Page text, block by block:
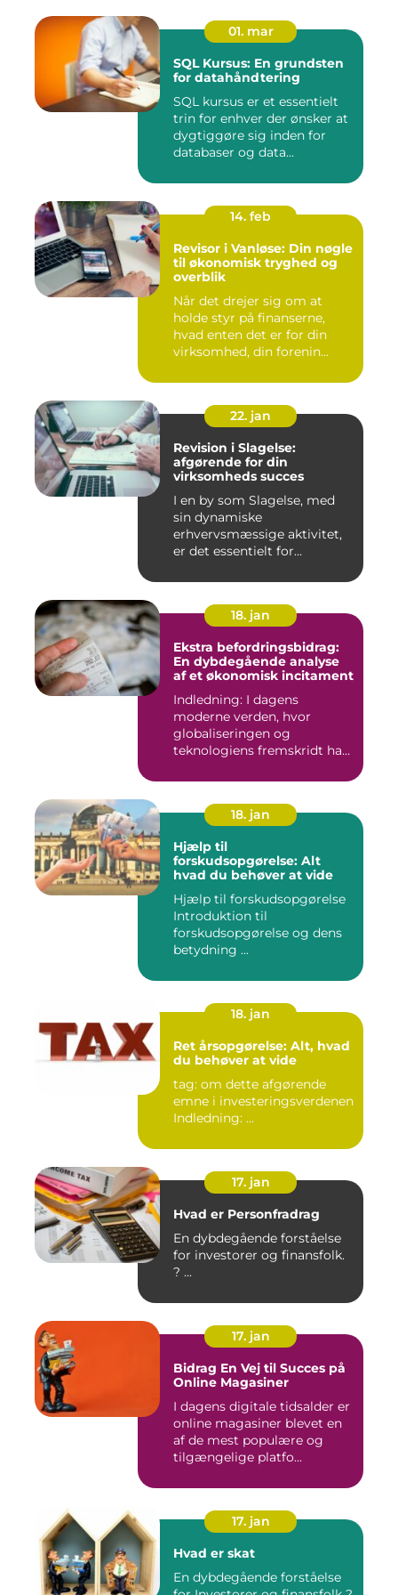
01. mar
SQL Kursus: En grundsten
for datahåndtering
SQL kursus er et essentielt
trin for enhver der ønsker at
dygtiggøre sig inden for
databaser og data...
14. feb
Revisor i Vanløse: Din nøgle
til økonomisk tryghed og
overblik
Når det drejer sig om at
holde styr på finanserne,
hvad enten det er for din
virksomhed, din forenin...
22. jan
Revision i Slagelse:
afgørende for din
virksomheds succes
I en by som Slagelse, med
sin dynamiske
erhvervsmæssige aktivitet,
er det essentielt for
18. jan
Ekstra befordringsbidrag:
En dybdegående analyse
af et økonomisk incitament
Indledning: I dagens
moderne verden, hvor
globaliseringen og
teknologiens fremskridt har
18. jan
Hjælp til
forskudsopgørelse: Alt
hvad du behøver at vide
Hjælp til forskudsopgørelse
Introduktion til
forskudsopgørelse og dens
betydning ...
18. jan
Ret årsopgørelse: Alt, hvad
du behøver at vide
tag: om dette afgørende
emne i investeringsverdenen
Indledning: ...
17. jan
Hvad er Personfradrag
En dybdegående forståelse
for investorer og finansfolk.
? ...
17. jan
Bidrag En Vej til Succes på
Online Magasiner
I dagens digitale tidsalder er
online magasiner blevet en
af de mest populære og
tilgængelige platfo...
17. jan
Hvad er skat
En dybdegående forståelse